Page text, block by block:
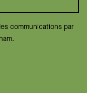
communications par